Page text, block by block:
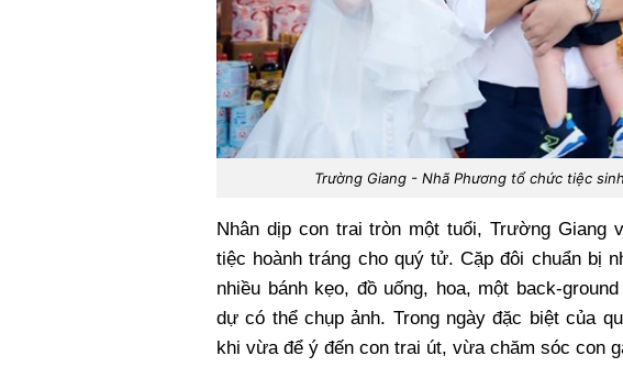
Trường Giang - Nhã Phương tổ chức tiệc
Nhân dịp con trai tròn một tuổi, Trường Giang
tiệc hoành tráng cho quý tử. Cặp đôi chuẩn bị
nhiều bánh kẹo, đồ uống, hoa, một back-
dự có thể chụp ảnh. Trong ngày đặc biệt của
khi vừa để ý đến con trai út, vừa chăm sóc con